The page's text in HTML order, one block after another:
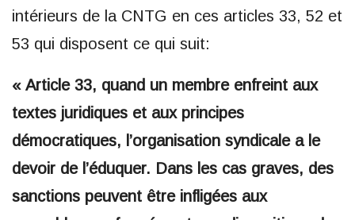
intérieurs de la CNTG en ces articles 33, 52 et
53 qui disposent ce qui suit:
« Article 33, quand un membre enfreint aux
textes juridiques et aux principes
démocratiques, l’organisation syndicale a le
devoir de l’éduquer. Dans les cas graves, des
sanctions peuvent être infligées aux